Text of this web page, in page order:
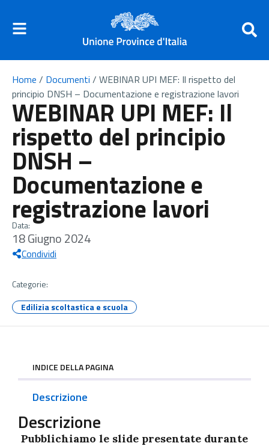
Home / Documenti / WEBINAR UPI MEF: Il rispetto del
principio DNSH – Documentazione e registrazione lavori
WEBINAR UPI MEF: Il
rispetto del principio
DNSH –
Documentazione e
registrazione lavori
Data:
18 Giugno 2024
Condividi
Categorie:
Edilizia scoltastica e scuola
INDICE DELLA PAGINA
Descrizione
Descrizione
Pubblichiamo le slide presentate durante